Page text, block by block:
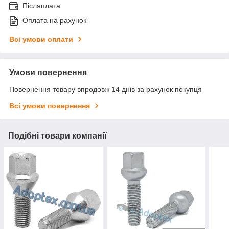
Післяплата
Оплата на рахунок
Всі умови оплати
Умови повернення
Повернення товару впродовж 14 днів за рахунок покупця
Всі умови повернення
Подібні товари компанії